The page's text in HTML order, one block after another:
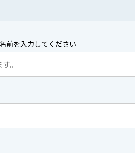
前を入力してください